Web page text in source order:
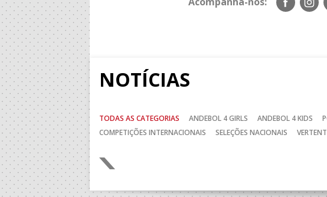
nos
nos
NOTÍCIAS
TODAS AS CATEGORIAS ANDEBOL 4 GIRLS ANDEBOL 4 KIDS
COMPETIÇÕES INTERNACIONAIS
SELEÇÕES NACIONAIS
Anterior